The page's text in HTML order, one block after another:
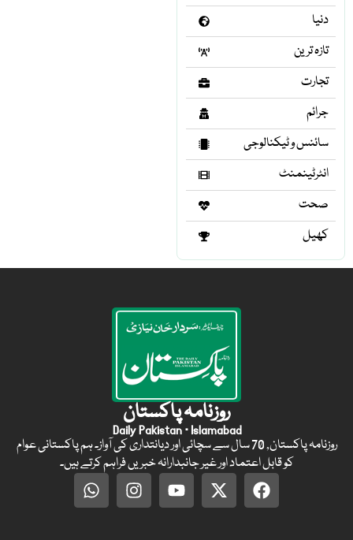
دنیا
تازہ ترین
تجارت
جرائم
سائنس و ٹیکنالوجی
انٹرٹینمنٹ
صحت
کھیل
روزنامہ پاکستان
Daily Pakistan · Islamabad
روزنامہ پاکستان, 70 سال سے سچائی اور دیانتداری کی آواز۔ ہم پاکستانی عوام
کو قابل اعتماد اور غیر جانبدارانہ خبریں فراہم کرتے ہیں۔